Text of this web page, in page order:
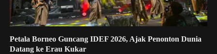
Petala Borneo Guncang IDEF 2026, Ajak Penonton Dunia
Datang ke Erau Kukar